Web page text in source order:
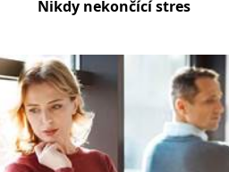
Nikdy nekončící stres